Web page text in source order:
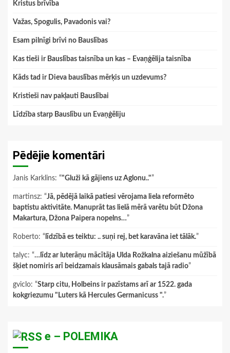
Kristus brīvība
Važas, Spogulis, Pavadonis vai?
Esam pilnīgi brīvi no Bauslības
Kas tieši ir Bauslības taisnība un kas – Evaņģēlija taisnība
Kāds tad ir Dieva bauslības mērķis un uzdevums?
Kristieši nav pakļauti Bauslībai
Līdzība starp Bauslību un Evaņģēliju
Pēdējie komentāri
Janis Karklins: “"Gluži kā gājiens uz Aglonu.."”
martinsz: “Jā, pēdējā laikā patiesi vērojama liela reformēto
baptistu aktivitāte. Manuprāt tas lielā mērā varētu būt Džona
Makartura, Džona Paipera nopelns…”
Roberto: “ līdzībā es teiktu: .. suņi rej, bet karavāna iet tālāk.”
talyc: “…līdz ar luterāņu mācītāja Ulda Rožkalna aiziešanu mūžībā
šķiet nomiris arī beidzamais klausāmais gabals tajā radio”
gviclo: “Starp citu, Holbeins ir pazīstams arī ar 1522. gada
kokgriezumu "Luters kā Hercules Germanicuss ".”
e – POLEMIKA